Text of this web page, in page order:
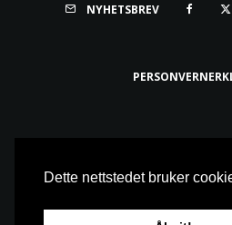
NYHETSBREV
Alle rettigheter reservert •
Dette nettstedet bruker